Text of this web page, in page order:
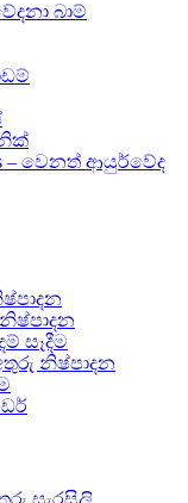
බාම්
– වෙනත් ආයුර්වේද
නිෂ්පාදන
සෑදීම
අතුරු නිෂ්පාදන